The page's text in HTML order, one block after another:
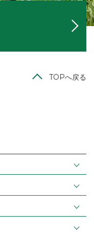
TOPへ戻る